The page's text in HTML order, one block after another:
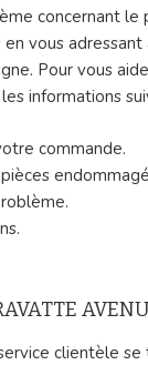
concernant
vous
Pour vous
informations
commande.
clientèle